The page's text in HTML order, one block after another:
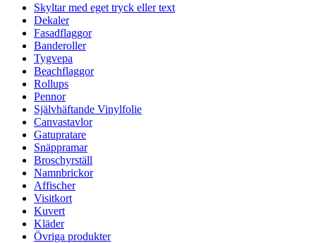
Skyltar med eget tryck eller text
Dekaler
Fasadflaggor
Banderoller
Tygvepa
Beachflaggor
Rollups
Pennor
Självhäftande Vinylfolie
Canvastavlor
Gatupratare
Snäppramar
Broschyrställ
Namnbrickor
Affischer
Visitkort
Kuvert
Kläder
Övriga produkter